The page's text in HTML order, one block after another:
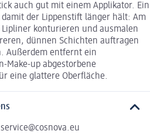
auch gut mit einem Applikator. Ein
der Lippenstift länger hält: Am
konturieren und ausmalen
dünnen Schichten auftragen
Außerdem entfernt ein
Make-up abgestorbene
eine glattere Oberfläche.